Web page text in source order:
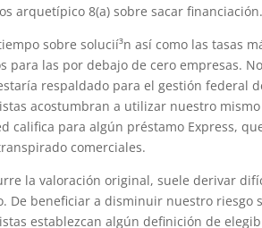
arquetípico 8(a) sobre sacar financiación.
sobre solucií³n así­ como las tasas
para las por debajo de cero empresas.
respaldado para el gestión federal
acostumbran a utilizar nuestro
califica para algún préstamo Express,
comerciales.
la valoración original, suele derivar
De beneficiar a disminuir nuestro riesgo
establezcan algún definición de